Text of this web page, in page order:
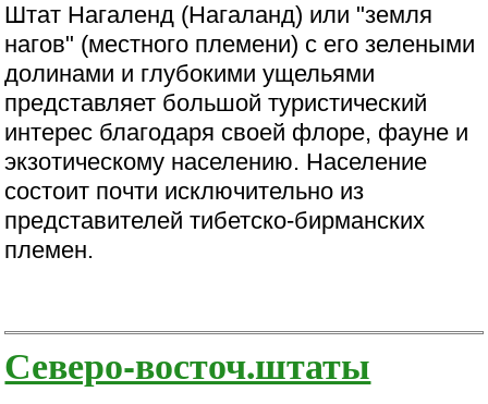
Штат Нагаленд (Нагаланд) или "земля
нагов" (местного племени) с его зелеными
долинами и глубокими ущельями
представляет большой туристический
интерес благодаря своей флоре, фауне и
экзотическому населению. Население
состоит почти исключительно из
представителей тибетско-бирманских
племен.
Северо-восточ.штаты